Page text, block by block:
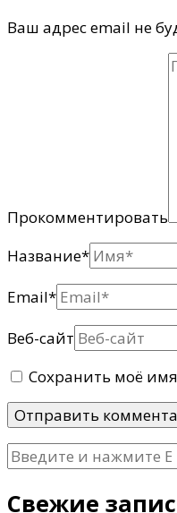
Ваш адрес email не
Прокомментировать
Название*
Email*
Веб-сайт
Сохранить моё
Ищите
что-
то?
Свежие